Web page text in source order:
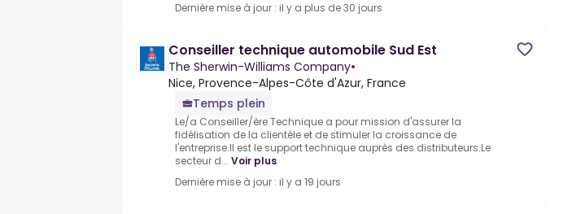
Dernière mise à jour : il y a plus de 30 jours
Conseiller technique automobile Sud Est
The Sherwin-Williams Company•
Nice, Provence-Alpes-Côte d'Azur, France
Temps plein
Le/a Conseiller/ère Technique a pour mission d'assurer la
fidélisation de la clientèle et de stimuler la croissance de
l'entreprise.II est le support technique auprès des distributeurs.Le
secteur d... Voir plus
Dernière mise à jour : il y a 19 jours